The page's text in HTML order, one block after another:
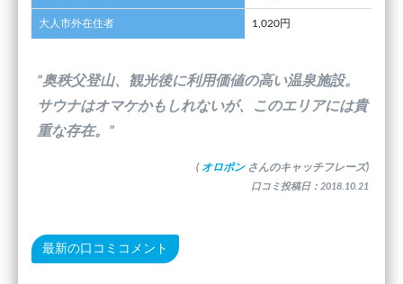
大人市外在住者 1,020円
”奥秩父登山、観光後に利用価値の高い温泉施設。
サウナはオマケかもしれないが、このエリアには貴
重な存在。”
( オロポン さんのキャッチフレーズ)
口コミ投稿日：2018.10.21
最新の口コミコメント